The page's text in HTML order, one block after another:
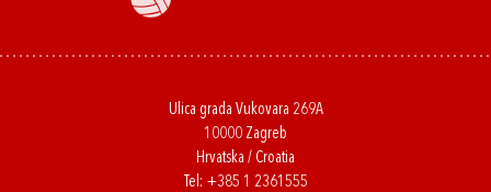
Ulica grada Vukovara 269A
10000 Zagreb
Hrvatska / Croatia
Tel: +385 1 2361555